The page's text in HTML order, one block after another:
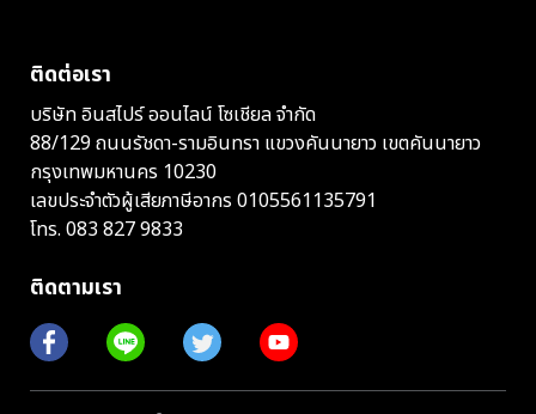
ติดต่อเรา
บริษัท อินสไปร์ ออนไลน์ โซเชียล จำกัด
88/129 ถนนรัชดา-รามอินทรา แขวงคันนายาว เขตคันนายาว
กรุงเทพมหานคร 10230
เลขประจำตัวผู้เสียภาษีอากร 0105561135791
โทร. 083 827 9833
ติดตามเรา